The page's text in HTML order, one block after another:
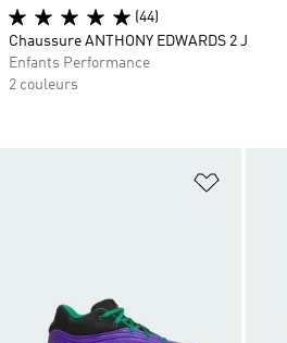
(44)
Chaussure ANTHONY EDWARDS 2 J
Enfants Performance
2 couleurs